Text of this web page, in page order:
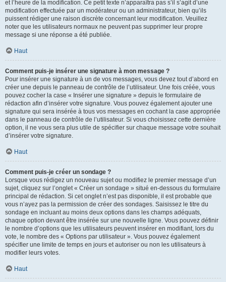
et l’heure de la modification. Ce petit texte n’apparaîtra pas s’il s’agit d’une
modification effectuée par un modérateur ou un administrateur, bien qu’ils
puissent rédiger une raison discrète concernant leur modification. Veuillez
noter que les utilisateurs normaux ne peuvent pas supprimer leur propre
message si une réponse a été publiée.
Haut
Comment puis-je insérer une signature à mon message ?
Pour insérer une signature à un de vos messages, vous devez tout d’abord en
créer une depuis le panneau de contrôle de l’utilisateur. Une fois créée, vous
pouvez cocher la case « Insérer une signature » depuis le formulaire de
rédaction afin d’insérer votre signature. Vous pouvez également ajouter une
signature qui sera insérée à tous vos messages en cochant la case appropriée
dans le panneau de contrôle de l’utilisateur. Si vous choisissez cette dernière
option, il ne vous sera plus utile de spécifier sur chaque message votre souhait
d’insérer votre signature.
Haut
Comment puis-je créer un sondage ?
Lorsque vous rédigez un nouveau sujet ou modifiez le premier message d’un
sujet, cliquez sur l’onglet « Créer un sondage » situé en-dessous du formulaire
principal de rédaction. Si cet onglet n’est pas disponible, il est probable que
vous n’ayez pas la permission de créer des sondages. Saisissez le titre du
sondage en incluant au moins deux options dans les champs adéquats,
chaque option devant être insérée sur une nouvelle ligne. Vous pouvez définir
le nombre d’options que les utilisateurs peuvent insérer en modifiant, lors du
vote, le nombre des « Options par utilisateur ». Vous pouvez également
spécifier une limite de temps en jours et autoriser ou non les utilisateurs à
modifier leurs votes.
Haut